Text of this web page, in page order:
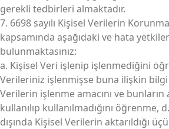
gerekli tedbirleri almaktadır.
7. 6698 sayılı Kişisel Verilerin
kapsamında aşağıdaki ve hata
bulunmaktasınız:
a. Kişisel Veri işlenip işlenmediğini
Verileriniz işlenmişse buna ilişkin
Verilerin işlenme amacını ve bunların
kullanılıp kullanılmadığını öğrenme,
dışında Kişisel Verilerin aktarıldığı